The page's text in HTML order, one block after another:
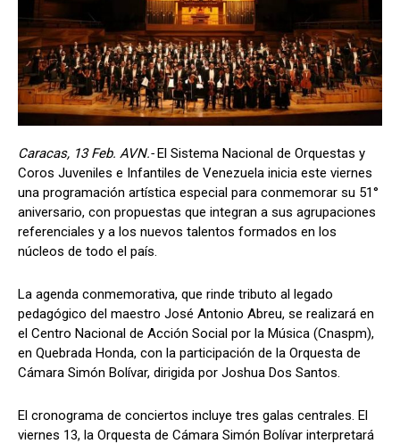
Caracas, 13 Feb. AVN.-El Sistema Nacional de Orquestas y
Coros Juveniles e Infantiles de Venezuela inicia este viernes
una programación artística especial para conmemorar su 51°
aniversario, con propuestas que integran a sus agrupaciones
referenciales y a los nuevos talentos formados en los
núcleos de todo el país.
La agenda conmemorativa, que rinde tributo al legado
pedagógico del maestro José Antonio Abreu, se realizará en
el Centro Nacional de Acción Social por la Música (Cnaspm),
en Quebrada Honda, con la participación de la Orquesta de
Cámara Simón Bolívar, dirigida por Joshua Dos Santos.
El cronograma de conciertos incluye tres galas centrales. El
viernes 13, la Orquesta de Cámara Simón Bolívar interpretará